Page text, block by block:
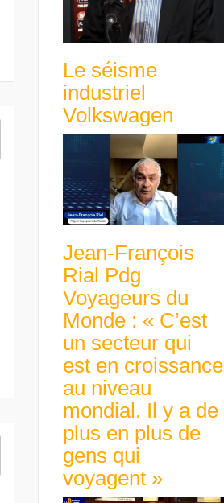
Le séisme
industriel
Volkswagen
Jean-François
Rial Pdg
Voyageurs du
Monde : « C’est
un secteur qui
est en croissance
au niveau
mondial. Il y a de
plus en plus de
gens qui
voyagent »